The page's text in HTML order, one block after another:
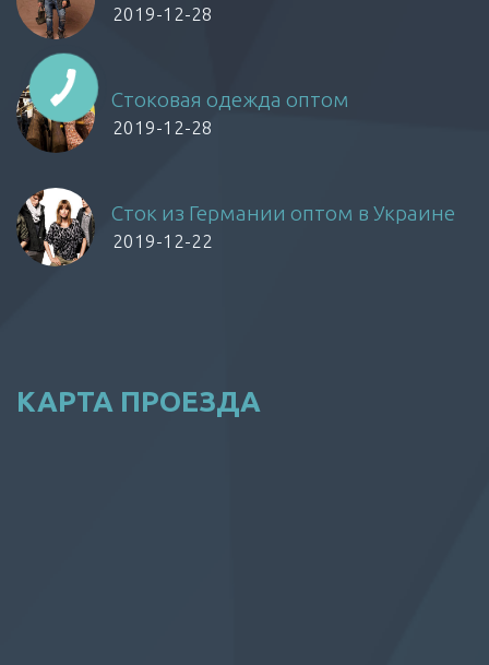
2019-12-28
Стоковая одежда оптом
2019-12-28
Сток из Германии оптом в Украине
2019-12-22
КАРТА ПРОЕЗДА